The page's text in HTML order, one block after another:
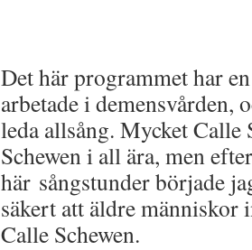
Det här programmet har
arbetade i demensvården,
leda allsång. Mycket Calle
Schewen i all ära, men
här sångstunder började
säkert att äldre människor
Calle Schewen.